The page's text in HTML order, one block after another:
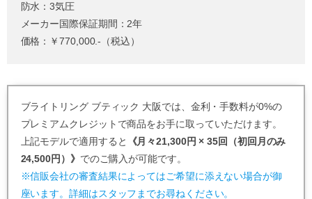
防水：3気圧
メーカー国際保証期間：2年
価格：￥770,000.-（税込）
ブライトリング ブティック 大阪では、金利・手数料が0%の
プレミアムクレジットで商品をお手に取っていただけます。
上記モデルで適用すると
《月々21,300円 × 35回（初回月のみ
24,500円）》 でのご購入が可能です。
※信販会社の審査結果によってはご希望に添えない場合が御
座います。詳細はスタッフまでお尋ねください。